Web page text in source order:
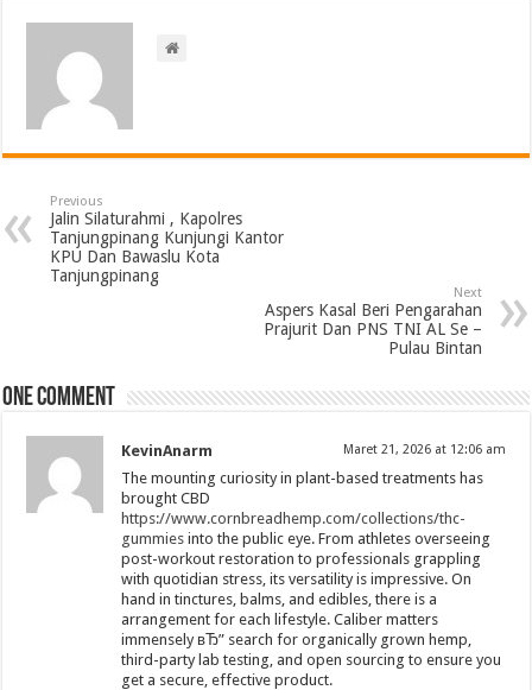
Previous
Jalin Silaturahmi , Kapolres
Tanjungpinang Kunjungi Kantor
KPU Dan Bawaslu Kota
Tanjungpinang
Next
Aspers Kasal Beri Pengarahan
Prajurit Dan PNS TNI AL Se –
Pulau Bintan
One comment
KevinAnarm Maret 21, 2026 at 12:06 am
The mounting curiosity in plant-based treatments has
brought CBD
https://www.cornbreadhemp.com/collections/thc-
gummies into the public eye. From athletes overseeing
post-workout restoration to professionals grappling
with quotidian stress, its versatility is impressive. On
hand in tinctures, balms, and edibles, there is a
arrangement for each lifestyle. Caliber matters
immensely вЂ” search for organically grown hemp,
third-party lab testing, and open sourcing to ensure you
get a secure, effective product.